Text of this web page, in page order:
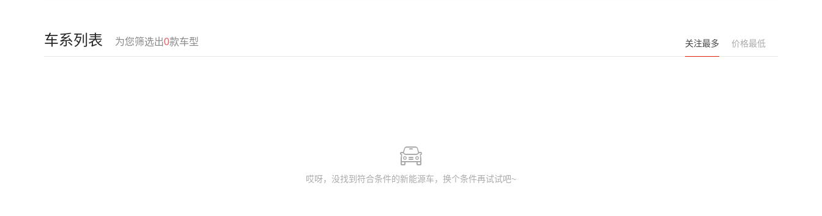
车系列表 为您筛选出0款车型 关注最多 价格最低
哎呀，没找到符合条件的新能源车，换个条件再试试吧~